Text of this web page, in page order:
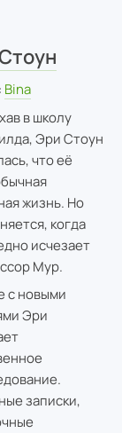
Bina
в школу
Эри Стоун
что её
жизнь. Но
когда
исчезает
Мур.
с новыми
Эри
записки,